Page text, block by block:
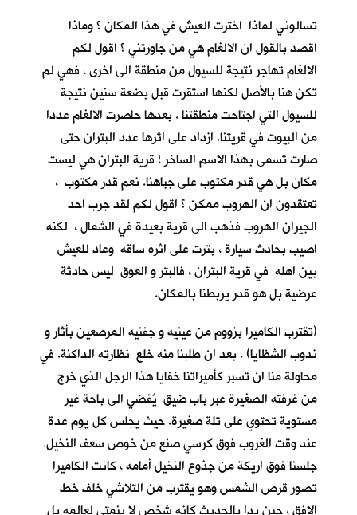
تسالوني لماذا اخترت العيش في هذا المكان ؟ وماذا
اقصد بالقول ان الالغام هي من جاورتني ؟ اقول لكم
الالغام تهاجر نتيجة للسيول من منطقة الى اخرى ، فهي لم
تكن هنا بالأصل لكنها استقرت قبل بضعة سنين نتيجة
للسيول التي اجتاحت منطقتنا . بعدها حاصرت الالغام عددا
من البيوت في قريتنا. ازداد على اثرها عدد البتران حتى
صارت تسمى بهذا الاسم الساخر ! قرية البتران هي ليست
مكان بل هي قدر مكتوب على جباهنا. نعم قدر مكتوب ،
تعتقدون ان الهروب ممكن ؟ اقول لكم لقد جرب احد
الجيران الهروب فذهب الى قرية بعيدة في الشمال ، لكنه
اصيب بحادث سيارة ، بترت على اثره ساقه وعاد للعيش
بين اهله في قرية البتران ، فالبتر و العوق ليس حادثة
عرضية بل هو قدر يربطنا بالمكان.
(تقترب الكاميرا بزووم من عينيه و جفنيه المرصعين بأثار و
ندوب الشظايا) . بعد ان طلبنا منه خلع نظارته الداكنة. في
محاولة منا ان تسبر كأميراتنا خفايا هذا الرجل الذي خرج
من غرفته الصغيرة عبر باب ضيق يُفضي الى باحة غير
مستوية تحتوي على تلة صغيرة. حيث يجلس كل يوم عدة
عند وقت الغروب فوق كرسي صنع من خوص سعف النخيل.
جلسنا فوق اريكة من جذوع النخيل أمامه ، كانت الكاميرا
تصور قرص الشمس وهو يقترب من التلاشي خلف خط